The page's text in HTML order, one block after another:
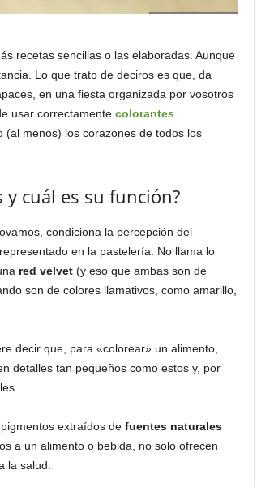
recetas sencillas o las elaboradas. Aunque
Lo que trato de deciros es que, da
en una fiesta organizada por vosotros
usar correctamente colorantes
(al menos) los corazones de todos los
cuál es su función?
condiciona la percepción del
en la pastelería. No llama lo
red velvet(y eso que ambas son de
son de colores llamativos, como amarillo,
decir que, para «colorear» un alimento,
detalles tan pequeños como estos y, por
extraídos de fuentes naturales
a un alimento o bebida, no solo ofrecen
la salud.